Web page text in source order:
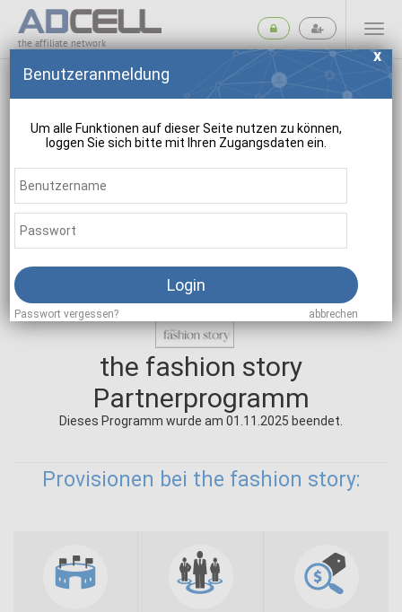
the affiliate network
the fashion story
Partnerprogramm
Dieses Programm wurde am 01.11.2025 beendet.
Provisionen bei the fashion story:
Benutzeranmeldung
Um alle Funktionen auf dieser Seite nutzen zu können,
loggen Sie sich bitte mit Ihren Zugangsdaten ein.
Login
Passwort vergessen? abbrechen